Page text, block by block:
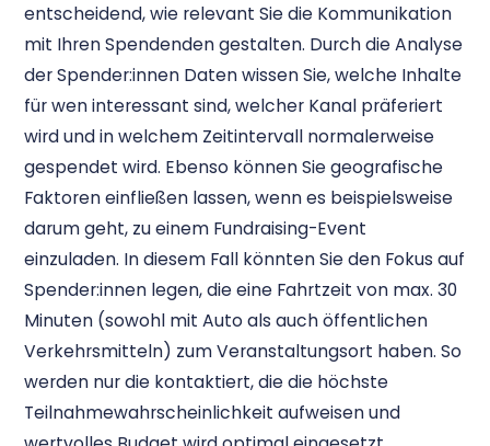
entscheidend, wie relevant Sie die Kommunikation
mit Ihren Spendenden gestalten. Durch die Analyse
der Spender:innen Daten wissen Sie, welche Inhalte
für wen interessant sind, welcher Kanal präferiert
wird und in welchem Zeitintervall normalerweise
gespendet wird. Ebenso können Sie geografische
Faktoren einfließen lassen, wenn es beispielsweise
darum geht, zu einem Fundraising-Event
einzuladen. In diesem Fall könnten Sie den Fokus auf
Spender:innen legen, die eine Fahrtzeit von max. 30
Minuten (sowohl mit Auto als auch öffentlichen
Verkehrsmitteln) zum Veranstaltungsort haben. So
werden nur die kontaktiert, die die höchste
Teilnahmewahrscheinlichkeit aufweisen und